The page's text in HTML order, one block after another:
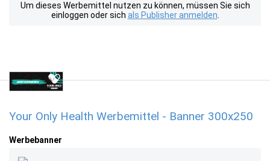
Um dieses Werbemittel nutzen zu können, müssen Sie sich
einloggen oder sich als Publisher anmelden
Your Only Health Werbemittel - Banner 300x250
Werbebanner